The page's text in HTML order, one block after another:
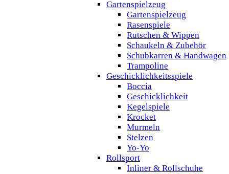
Gartenspielzeug
Gartenspielzeug
Rasenspiele
Rutschen & Wippen
Schaukeln & Zubehör
Schubkarren & Handwagen
Trampoline
Geschicklichkeitsspiele
Boccia
Geschicklichkeit
Kegelspiele
Krocket
Murmeln
Stelzen
Yo-Yo
Rollsport
Inliner & Rollschuhe